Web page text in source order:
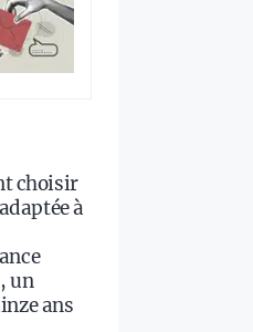
choisir
à
un
ans